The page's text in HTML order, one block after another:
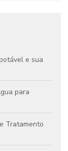
e sua
para
Tratamento